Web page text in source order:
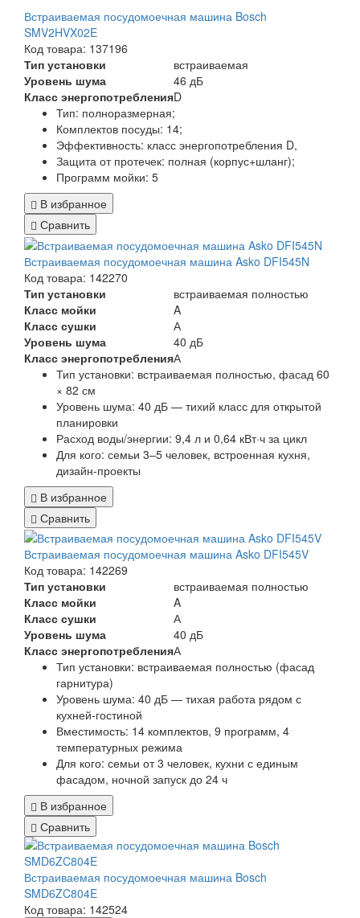
Встраиваемая посудомоечная машина Bosch
SMV2HVX02E
Код товара: 137196
Тип установки
встраиваемая
Уровень шума
46 дБ
Класс энергопотребленияD
Тип: полноразмерная;
Комплектов посуды: 14;
Эффективность: класс энергопотребления D,
Защита от протечек: полная (корпус+шланг);
Программ мойки: 5
В избранное
Сравнить
Встраиваемая посудомоечная машина Asko DFI545N
Код товара: 142270
Тип установки
встраиваемая полностью
Класс мойки
A
Класс сушки
А
Уровень шума
40 дБ
Класс энергопотребленияА
Тип установки: встраиваемая полностью, фасад 60
× 82 см
Уровень шума: 40 дБ — тихий класс для открытой
планировки
Расход воды/энергии: 9,4 л и 0,64 кВт·ч за цикл
Для кого: семьи 3–5 человек, встроенная кухня,
дизайн-проекты
В избранное
Сравнить
Встраиваемая посудомоечная машина Asko DFI545V
Код товара: 142269
Тип установки
встраиваемая полностью
Класс мойки
A
Класс сушки
А
Уровень шума
40 дБ
Класс энергопотребленияА
Тип установки: встраиваемая полностью (фасад
гарнитура)
Уровень шума: 40 дБ — тихая работа рядом с
кухней-гостиной
Вместимость: 14 комплектов, 9 программ, 4
температурных режима
Для кого: семьи от 3 человек, кухни с единым
фасадом, ночной запуск до 24 ч
В избранное
Сравнить
Встраиваемая посудомоечная машина Bosch
SMD6ZC804E
Код товара: 142524